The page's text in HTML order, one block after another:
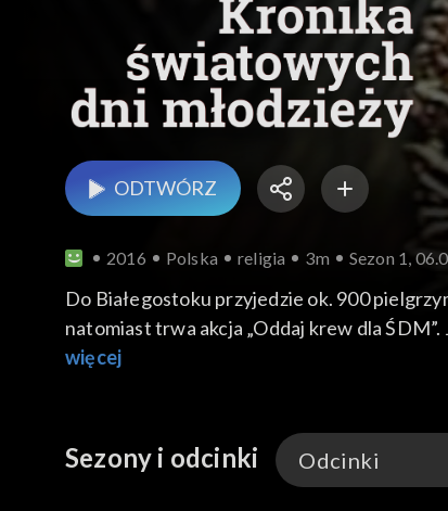
ODTWÓRZ
2016 Polska religia 3m Sezon 1,
Do Białegostoku przyjedzie ok. 900
natomiast trwa akcja „Oddaj krew dla
więcej
Sezony i odcinki Odcinki